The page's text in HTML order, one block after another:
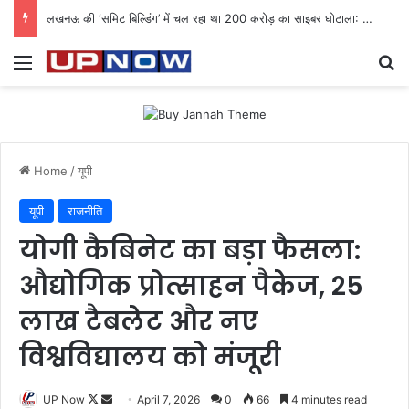
लखनऊ की ‘समिट बिल्डिंग’ में चल रहा था 200 करोड़ का साइबर घोटाला: 40 युवतियों समेत 119 गिरफ्तार
Menu
Home /यूपी
यूपी राजनीति
योगी कैबिनेट का बड़ा फैसला:
औद्योगिक प्रोत्साहन पैकेज, 25
लाख टैबलेट और नए
विश्वविद्यालय को मंजूरी
UP Now
Follow
SendApril 7, 2026 0 66 4 minutes read